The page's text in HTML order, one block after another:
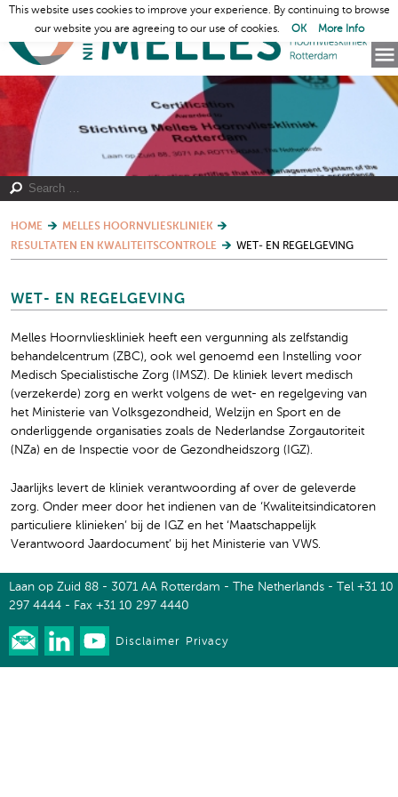
HOME
MELLES HOORNVLIESKLINIEK
RESULTATEN EN KWALITEITSCONTROLE
WET- EN REGELGEVING
WET- EN REGELGEVING
Melles Hoornvlieskliniek heeft een vergunning als zelfstandig
behandelcentrum (ZBC), ook wel genoemd een Instelling voor
Medisch Specialistische Zorg (IMSZ). De kliniek levert medisch
(verzekerde) zorg en werkt volgens de wet- en regelgeving van
het Ministerie van Volksgezondheid, Welzijn en Sport en de
onderliggende organisaties zoals de Nederlandse Zorgautoriteit
(NZa) en de Inspectie voor de Gezondheidszorg (IGZ).
Jaarlijks levert de kliniek verantwoording af over de geleverde
zorg. Onder meer door het indienen van de ‘Kwaliteitsindicatoren
particuliere klinieken’ bij de IGZ en het ‘Maatschappelijk
Verantwoord Jaardocument’ bij het Ministerie van VWS.
Laan op Zuid 88 - 3071 AA Rotterdam - The Netherlands - Tel +31 10
297 4444 - Fax +31 10 297 4440
Disclaimer Privacy
This website uses cookies to improve your experience. By continuing to browse
our website you are agreeing to our use of cookies.
OK More Info